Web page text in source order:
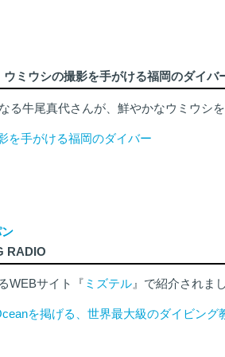
ミウシの撮影を手がける福岡のダイバ
る牛尾真代さんが、鮮やかなウミウシ
を手がける福岡のダイバー
RADIO
WEBサイト『 ミズテル 』で紹介されま
を掲げる、世界最大級のダイビング